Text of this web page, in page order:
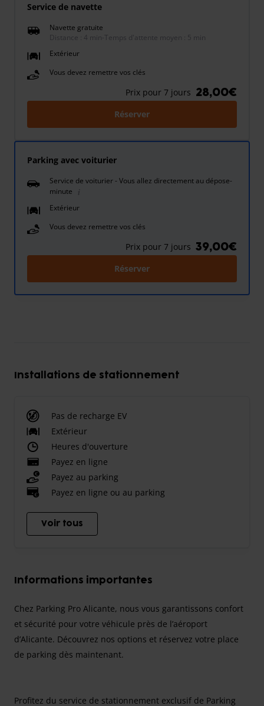
Service de navette
Navette gratuite
Distance : 4 min
Temps d'attente moyen : 5 min
Extérieur
Vous devez remettre vos clés
Prix pour 7 jours 28,00€
Réserver
Parking avec voiturier
Service de voiturier - Vous allez directement au dépose-
minute
Extérieur
Vous devez remettre vos clés
Prix pour 7 jours 39,00€
Réserver
Installations de stationnement
Pas de recharge EV
Extérieur
Heures d'ouverture
Payez en ligne
Payez au parking
Payez en ligne ou au parking
Voir tous
Informations importantes
Chez Parking Pro Alicante, nous vous garantissons confort
et sécurité pour votre véhicule près de l’aéroport
d’Alicante. Découvrez nos options et réservez votre place
de parking dès maintenant.
Profitez du service de stationnement exclusif de Parking